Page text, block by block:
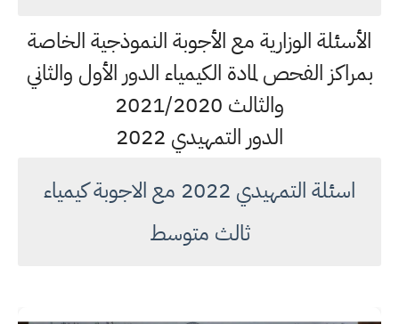
الأسئلة الوزارية مع الأجوبة النموذجية الخاصة
بمراكز الفحص لمادة الكيمياء الدور الأول والثاني
والثالث 2021/2020
الدور التمهيدي 2022
اسئلة التمهيدي 2022 مع الاجوبة كيمياء
ثالث متوسط